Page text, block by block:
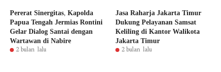
Pererat Sinergitas, Kapolda
Papua Tengah Jermias Rontini
Gelar Dialog Santai dengan
Wartawan di Nabire
2 bulan lalu
Jasa Raharja Jakarta Timur
Dukung Pelayanan Samsat
Keliling di Kantor Walikota
Jakarta Timur
2 bulan lalu